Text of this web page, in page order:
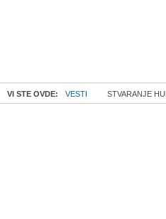
VI STE OVDE: VESTI STVARANJE